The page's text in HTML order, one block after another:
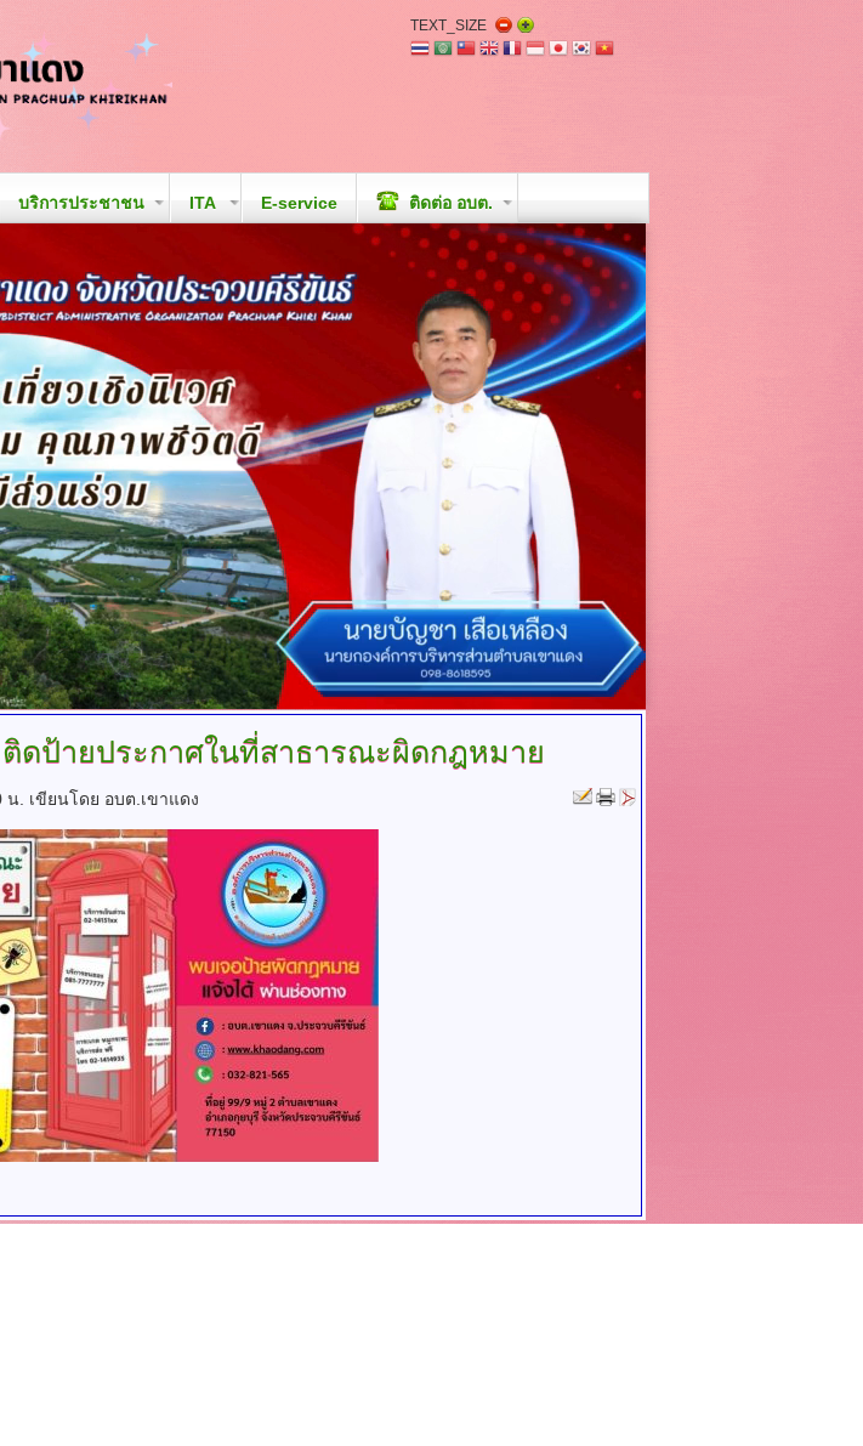
TEXT_SIZE
บริการประชาชน ITA E-service ติดต่อ อบต.
ติดป้ายประกาศในที่สาธารณะผิดกฎหมาย
น. เขียนโดย อบต.เขาแดง